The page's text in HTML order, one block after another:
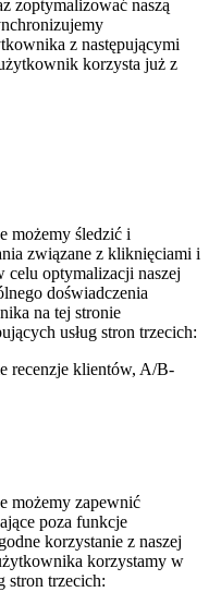
zoptymalizować naszą
z następującymi
korzysta już z
możemy śledzić i
związane z kliknięciami i
optymalizacji naszej
doświadczenia
na tej stronie
usług stron trzecich:
recenzje klientów, A/B-
możemy zapewnić
poza funkcje
korzystanie z naszej
korzystamy w
stron trzecich: